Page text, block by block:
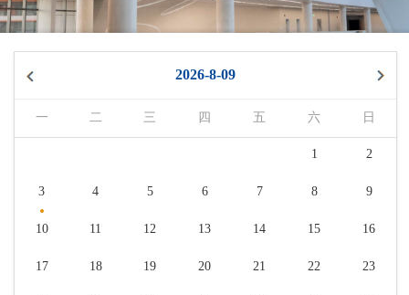
2026-8-09
一 二 三 四 五 六 日
1 2
3 4 5 6 7 8 9
10 11 12 13 14 15 16
17 18 19 20 21 22 23